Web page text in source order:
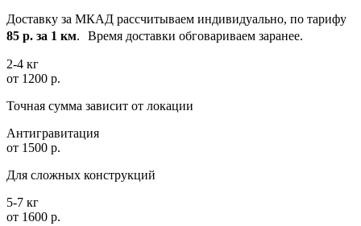
Доставку за МКАД рассчитываем индивидуально, по тарифу
85 р. за 1 км. Время доставки обговариваем заранее.
2-4 кг
от 1200 р.
Точная сумма зависит от локации
Антигравитация
от 1500 р.
Для сложных конструкций
5-7 кг
от 1600 р.